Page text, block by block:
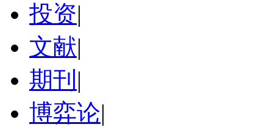
投资|
文献|
期刊 |
博弈论|